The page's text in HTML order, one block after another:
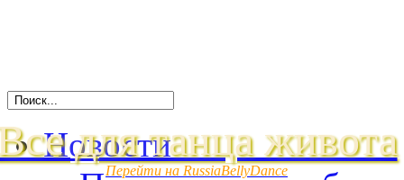
для танца живота
Перейти на RussiaBellyDance
Новости